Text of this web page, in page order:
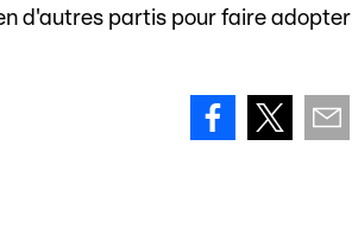
d'autres partis pour faire adopter